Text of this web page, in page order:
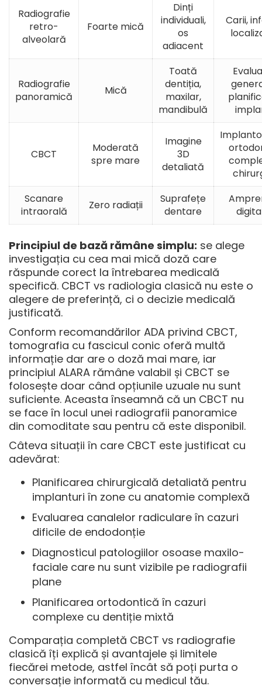
Radiografie
retro-
alveolară
Foarte mică
Dinți
individuali,
os
adiacent
Carii,
Radiografie
panoramică
Mică
Toată
dentiția,
maxilar,
mandibulă
CBCT
Moderată
spre mare
Imagine
3D
detaliată
Scanare
intraorală
Zero radiații
Suprafețe
dentare
Principiul de bază rămâne simplu: se alege
investigația cu cea mai mică doză care
răspunde corect la întrebarea medicală
specifică. CBCT vs radiologia clasică nu este o
alegere de preferință, ci o decizie medicală
justificată.
Conform recomandărilor ADA privind CBCT,
tomografia cu fascicul conic oferă multă
informație dar are o doză mai mare, iar
principiul ALARA rămâne valabil și CBCT se
folosește doar când opțiunile uzuale nu sunt
suficiente. Aceasta înseamnă că un CBCT nu
se face în locul unei radiografii panoramice
din comoditate sau pentru că este disponibil.
Câteva situații în care CBCT este justificat cu
adevărat:
Planificarea chirurgicală detaliată pentru
implanturi în zone cu anatomie complexă
Evaluarea canalelor radiculare în cazuri
dificile de endodonție
Diagnosticul patologiilor osoase maxilo-
faciale care nu sunt vizibile pe radiografii
plane
Planificarea ortodontică în cazuri
complexe cu dentiție mixtă
Comparația completă CBCT vs radiografie
clasică îți explică și avantajele și limitele
fiecărei metode, astfel încât să poți purta o
conversație informată cu medicul tău.